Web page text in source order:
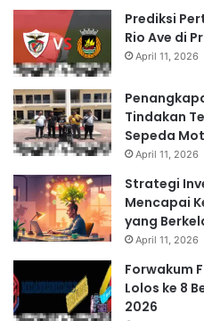
Prediksi
Rio Ave di
April 11, 2026
Tindakan
Sepeda
April 11, 2026
Strategi
Mencapai
yang
April 11, 2026
Forwakum
Lolos ke 8
2026